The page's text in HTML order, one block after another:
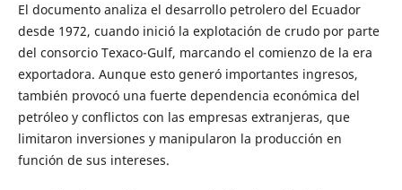
El documento analiza el desarrollo petrolero del Ecuador
desde 1972, cuando inició la explotación de crudo por parte
del consorcio Texaco-Gulf, marcando el comienzo de la era
exportadora. Aunque esto generó importantes ingresos,
también provocó una fuerte dependencia económica del
petróleo y conflictos con las empresas extranjeras, que
limitaron inversiones y manipularon la producción en
función de sus intereses.